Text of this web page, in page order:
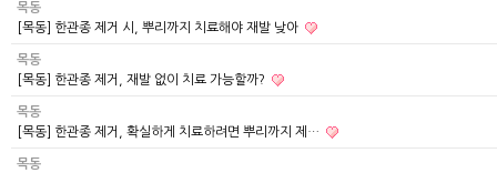
목동
[목동] 한관종 제거 시, 뿌리까지 치료해야 재발 낮아
목동
[목동] 한관종 제거, 재발 없이 치료 가능할까?
목동
[목동] 한관종 제거, 확실하게 치료하려면 뿌리까지 제…
목동